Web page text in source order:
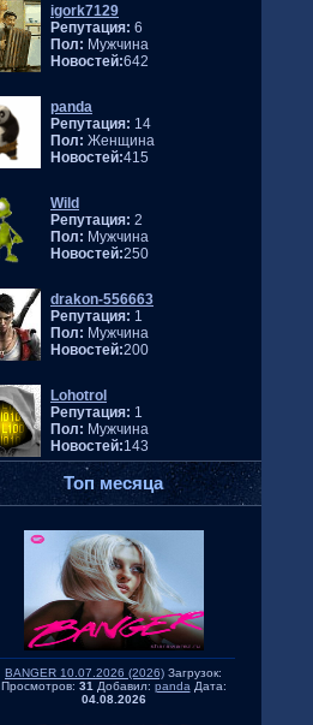
igork7129
Репутация: 6
Пол: Мужчина
Новостей:642
panda
Репутация: 14
Пол: Женщина
Новостей:415
Wild
Репутация: 2
Пол: Мужчина
Новостей:250
drakon-556663
Репутация: 1
Пол: Мужчина
Новостей:200
Lohotrol
Репутация: 1
Пол: Мужчина
Новостей:143
Топ месяца
BANGER 10.07.2026 (2026) Загрузок:
Просмотров: 31 Добавил: panda Дата:
04.08.2026